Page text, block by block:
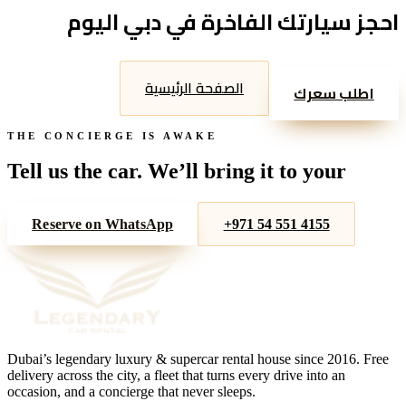
احجز سيارتك الفاخرة في دبي اليوم
اطلب سعرك الصفحة الرئيسية
THE CONCIERGE IS AWAKE
Tell us the car. We’ll bring it to your
Reserve on WhatsApp +971 54 551 4155
Dubai’s legendary luxury & supercar rental house since 2016. Free
delivery across the city, a fleet that turns every drive into an
occasion, and a concierge that never sleeps.